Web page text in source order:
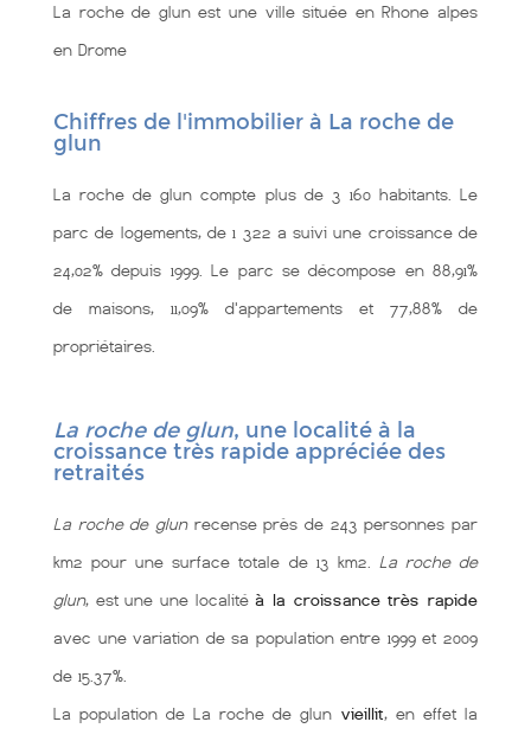
La roche de glun est une ville située en Rhone alpes
en Drome
Chiffres de l'immobilier à La roche de
glun
La roche de glun compte plus de 3 160 habitants. Le
parc de logements, de 1 322 a suivi une croissance de
24,02% depuis 1999. Le parc se décompose en 88,91%
de maisons, 11,09% d'appartements et 77,88% de
propriétaires.
La roche de glun, une localité à la
croissance très rapide appréciée des
retraités
La roche de glunrecense près de 243 personnes par
km2 pour une surface totale de 13 km2. La roche de
glun, est une une localitéà la croissance très rapide
avec une variation de sa population entre 1999 et 2009
de 15.37%.
La population de La roche de glun vieillit, en effet la